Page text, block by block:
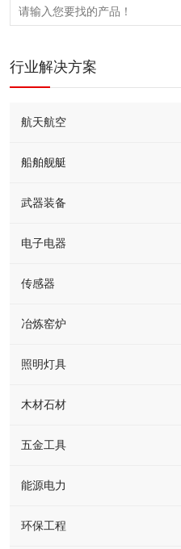
行业解决方案
航天航空
船舶舰艇
武器装备
电子电器
传感器
冶炼窑炉
照明灯具
木材石材
五金工具
能源电力
环保工程